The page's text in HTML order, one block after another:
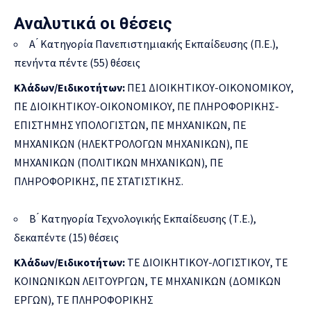
Αναλυτικά οι θέσεις
Α ́ Κατηγορία Πανεπιστημιακής Εκπαίδευσης (Π.Ε.),
πενήντα πέντε (55) θέσεις
Κλάδων/Ειδικοτήτων: ΠΕ1 ΔΙΟΙΚΗΤΙΚΟΥ-ΟΙΚΟΝΟΜΙΚΟΥ,
ΠΕ ΔΙΟΙΚΗΤΙΚΟΥ-ΟΙΚΟΝΟΜΙΚΟΥ, ΠΕ ΠΛΗΡΟΦΟΡΙΚΗΣ-
ΕΠΙΣΤΗΜΗΣ ΥΠΟΛΟΓΙΣΤΩΝ, ΠΕ ΜΗΧΑΝΙΚΩΝ, ΠΕ
ΜΗΧΑΝΙΚΩΝ (ΗΛΕΚΤΡΟΛΟΓΩΝ ΜΗΧΑΝΙΚΩΝ), ΠΕ
ΜΗΧΑΝΙΚΩΝ (ΠΟΛΙΤΙΚΩΝ ΜΗΧΑΝΙΚΩΝ), ΠΕ
ΠΛΗΡΟΦΟΡΙΚΗΣ, ΠΕ ΣΤΑΤΙΣΤΙΚΗΣ.
Β ́ Κατηγορία Τεχνολογικής Εκπαίδευσης (Τ.Ε.),
δεκαπέντε (15) θέσεις
Κλάδων/Ειδικοτήτων: ΤΕ ΔΙΟΙΚΗΤΙΚΟΥ-ΛΟΓΙΣΤΙΚΟΥ, ΤΕ
ΚΟΙΝΩΝΙΚΩΝ ΛΕΙΤΟΥΡΓΩΝ, ΤΕ ΜΗΧΑΝΙΚΩΝ (ΔΟΜΙΚΩΝ
ΕΡΓΩΝ), ΤΕ ΠΛΗΡΟΦΟΡΙΚΗΣ